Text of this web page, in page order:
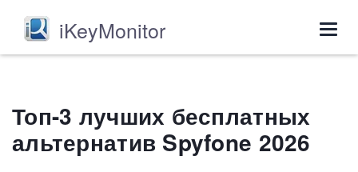
iKeyMonitor
Топ-3 лучших бесплатных
альтернатив Spyfone 2026